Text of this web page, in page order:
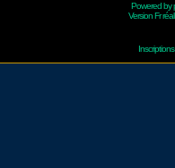
Powered by
Version Fr